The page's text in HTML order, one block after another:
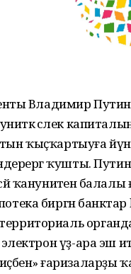
Владимир Путин
әсәлек
ҡыҫҡартыуға
ҡушты.
ҡануниәтенә балалы
биргән банктар
электрон үҙ-ара эш
ғаризаларҙы